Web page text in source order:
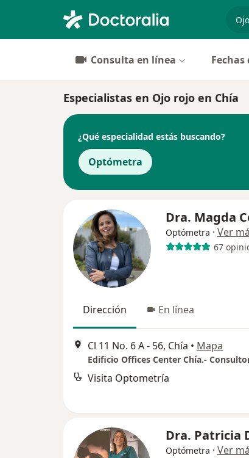
Consulta en línea
Especialistas en Ojo rojo en Chía
¿Qué especialidad estás buscando?
Optómetra
Dra. Magda
Optómetra · Ver
67
Dirección En línea
Cl 11 No. 6 A - 56, Chía • Mapa
Edificio Offices Center Chía.-
Visita Optometría
Dra. Patricia
Optómetra · Ver